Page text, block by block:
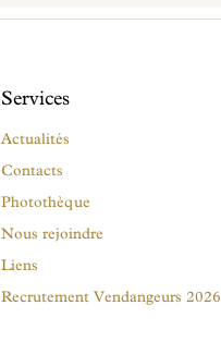
Services
Actualités
Contacts
Photothèque
Nous rejoindre
Liens
Recrutement Vendangeurs 2026